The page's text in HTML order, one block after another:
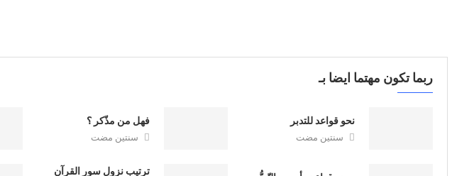
ربما تكون مهتما ايضا بـ
نحو قواعد للتدبر
سنتين مضت
فهل من مذّكر ؟
سنتين مضت
ترتيب نزول سور القرآن